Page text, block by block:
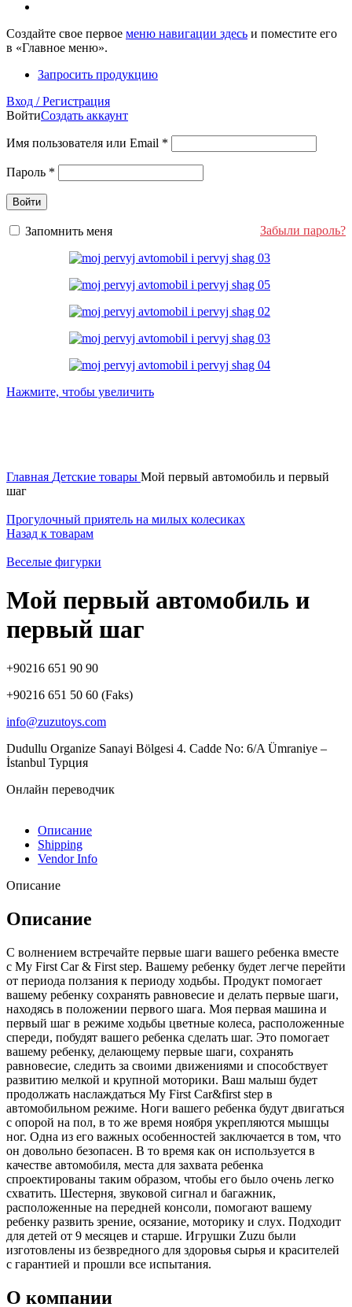
Создайте свое первое меню навигации здесь и поместите его
в «Главное меню».
Запросить продукцию
Вход / Регистрация
ВойтиСоздать аккаунт
Имя пользователя или Email *
Пароль *
Войти
Забыли пароль?
Запомнить меня
Нажмите, чтобы увеличить
Главная Детские товары Мой первый автомобиль и первый
шаг
Прогулочный приятель на милых колесиках
Назад к товарам
Веселые фигурки
Мой первый автомобиль и
первый шаг
+90216 651 90 90
+90216 651 50 60 (Faks)
info@zuzutoys.com
Dudullu Organize Sanayi Bölgesi 4. Cadde No: 6/A Ümraniye –
İstanbul Турция
Онлайн переводчик
Описание
Shipping
Vendor Info
Описание
Описание
С волнением встречайте первые шаги вашего ребенка вместе
с My First Car & First step. Вашему ребенку будет легче перейти
от периода ползания к периоду ходьбы. Продукт помогает
вашему ребенку сохранять равновесие и делать первые шаги,
находясь в положении первого шага. Моя первая машина и
первый шаг в режиме ходьбы цветные колеса, расположенные
спереди, побудят вашего ребенка сделать шаг. Это помогает
вашему ребенку, делающему первые шаги, сохранять
равновесие, следить за своими движениями и способствует
развитию мелкой и крупной моторики. Ваш малыш будет
продолжать наслаждаться My First Car&first step в
автомобильном режиме. Ноги вашего ребенка будут двигаться
с опорой на пол, в то же время ноября укрепляются мышцы
ног. Одна из его важных особенностей заключается в том, что
он довольно безопасен. В то время как он используется в
качестве автомобиля, места для захвата ребенка
спроектированы таким образом, чтобы его было очень легко
схватить. Шестерня, звуковой сигнал и багажник,
расположенные на передней консоли, помогают вашему
ребенку развить зрение, осязание, моторику и слух. Подходит
для детей от 9 месяцев и старше. Игрушки Zuzu были
изготовлены из безвредного для здоровья сырья и красителей
с гарантией и прошли все испытания.
О компании